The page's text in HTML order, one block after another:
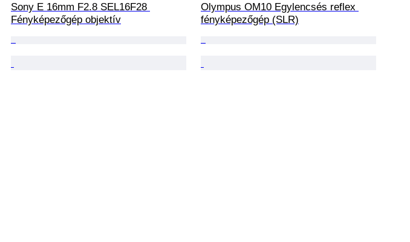
Sony E 16mm F2.8 SEL16F28
Fényképezőgép objektív
Olympus OM10 Egylencsés reflex
fényképezőgép (SLR)